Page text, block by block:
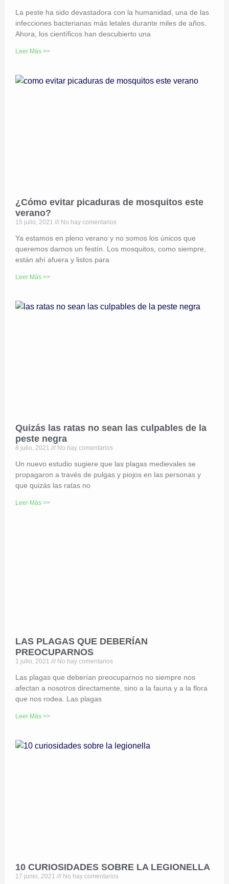
La peste ha sido devastadora con la humanidad, una de las
infecciones bacterianas más letales durante miles de años.
Ahora, los científicos han descubierto una
Leer Más >>
¿Cómo evitar picaduras de mosquitos este
verano?
15 julio, 2021 No hay comentarios
Ya estamos en pleno verano y no somos los únicos que
queremos darnos un festín. Los mosquitos, como siempre,
están ahí afuera y listos para
Leer Más >>
Quizás las ratas no sean las culpables de la
peste negra
8 julio, 2021 No hay comentarios
Un nuevo estudio sugiere que las plagas medievales se
propagaron a través de pulgas y piojos en las personas y
que quizás las ratas no
Leer Más >>
LAS PLAGAS QUE DEBERÍAN
PREOCUPARNOS
1 julio, 2021 No hay comentarios
Las plagas que deberían preocuparnos no siempre nos
afectan a nosotros directamente, sino a la fauna y a la flora
que nos rodea. Las plagas
Leer Más >>
10 CURIOSIDADES SOBRE LA LEGIONELLA
17 junio, 2021 No hay comentarios